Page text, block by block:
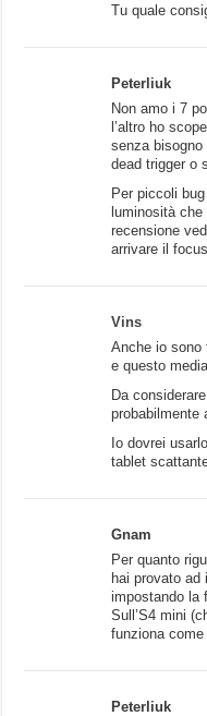
Tu quale
Peterliuk
Non amo i 7
l’altro ho
senza
dead trigger o
Per piccoli
luminosità che
recensione
arrivare il
Vins
Anche io sono
e questo
Da
probabilmente
Io dovrei
tablet
Gnam
Per quanto
hai provato ad
impostando la
Sull’S4 mini
funziona come
Peterliuk